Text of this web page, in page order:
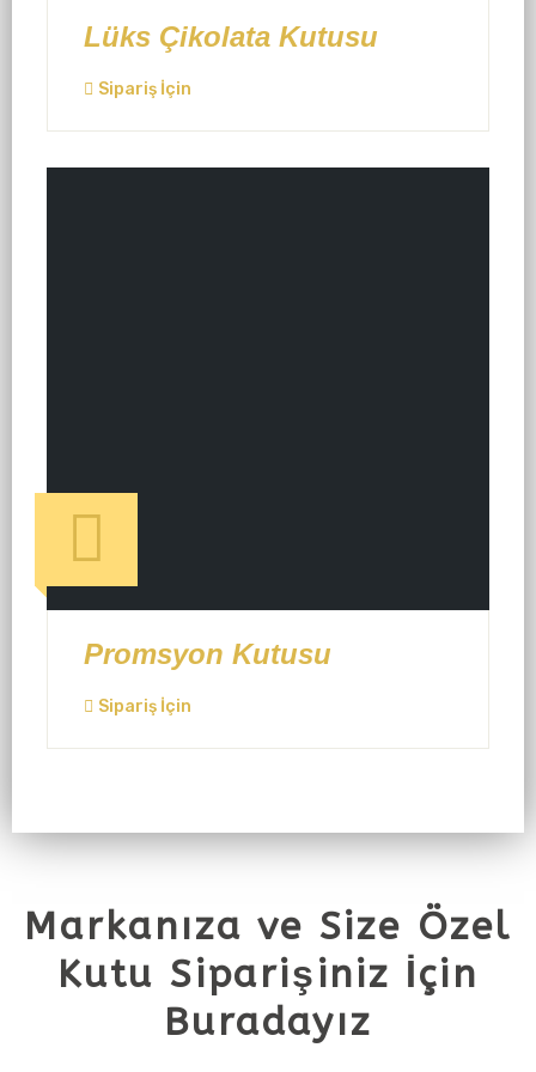
Lüks Çikolata Kutusu
Sipariş İçin
Promsyon Kutusu
Sipariş İçin
Markanıza ve Size Özel
Kutu Siparişiniz İçin
Buradayız